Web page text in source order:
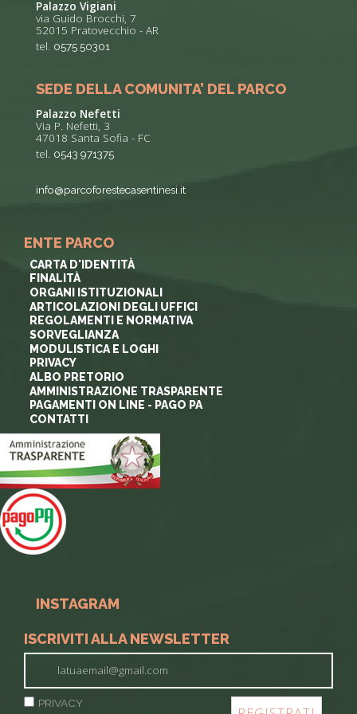
Palazzo Vigiani
via Guido Brocchi, 7
52015 Pratovecchio - AR
tel. 0575 50301
SEDE DELLA COMUNITA’ DEL PARCO
Palazzo Nefetti
Via P. Nefetti, 3
47018 Santa Sofia - FC
tel. 0543 971375
info@parcoforestecasentinesi.it
ENTE PARCO
CARTA D'IDENTITÀ
FINALITÀ
ORGANI ISTITUZIONALI
ARTICOLAZIONI DEGLI UFFICI
REGOLAMENTI E NORMATIVA
SORVEGLIANZA
MODULISTICA E LOGHI
PRIVACY
ALBO PRETORIO
AMMINISTRAZIONE TRASPARENTE
PAGAMENTI ON LINE - PAGO PA
CONTATTI
INSTAGRAM
ISCRIVITI ALLA NEWSLETTER
PRIVACY